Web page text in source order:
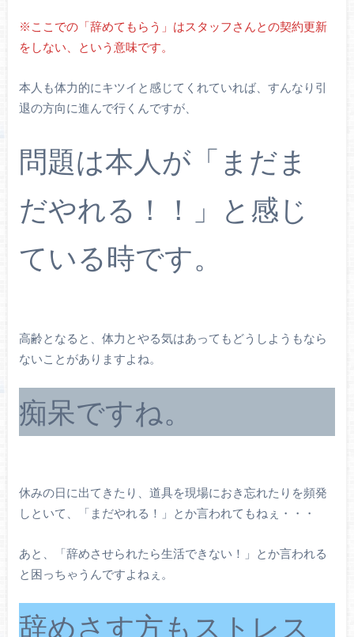
※ここでの「辞めてもらう」はスタッフさんとの契約更新
をしない、という意味です。
本人も体力的にキツイと感じてくれていれば、すんなり引
退の方向に進んで行くんですが、
問題は本人が「まだま
だやれる！！」と感じ
ている時です。
高齢となると、体力とやる気はあってもどうしようもなら
ないことがありますよね。
痴呆ですね。
休みの日に出てきたり、道具を現場におき忘れたりを頻発
しといて、「まだやれる！」とか言われてもねぇ・・・
あと、「辞めさせられたら生活できない！」とか言われる
と困っちゃうんですよねぇ。
辞めさす方もストレス